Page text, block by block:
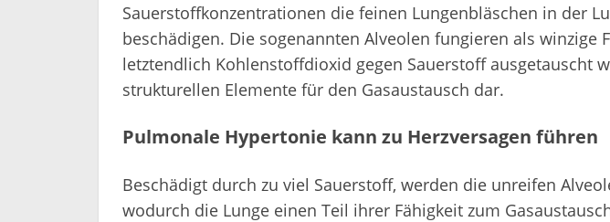
Sauerstoffkonzentrationen die feinen Lungenbläschen in der
beschädigen. Die sogenannten Alveolen fungieren als winzige
letztendlich Kohlenstoffdioxid gegen Sauerstoff ausgetauscht
strukturellen Elemente für den Gasaustausch dar.
Pulmonale Hypertonie kann zu Herzversagen führen
Beschädigt durch zu viel Sauerstoff, werden die unreifen
wodurch die Lunge einen Teil ihrer Fähigkeit zum